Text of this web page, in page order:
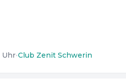
Uhr•Club Zenit Schwerin